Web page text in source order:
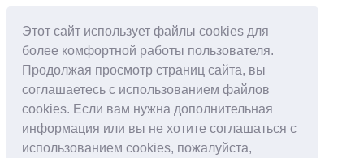
Этот сайт использует файлы cookies для
более комфортной работы пользователя.
Продолжая просмотр страниц сайта, вы
соглашаетесь с использованием файлов
cookies. Если вам нужна дополнительная
информация или вы не хотите соглашаться с
использованием cookies, пожалуйста,